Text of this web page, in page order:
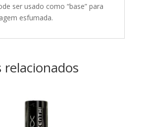
ser usado como “base” para
esfumada.
relacionados